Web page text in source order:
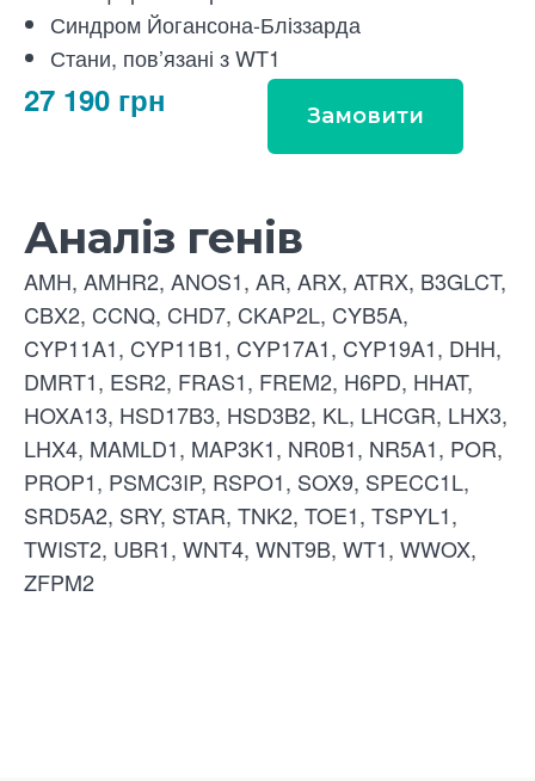
Синдром Йогансона-Бліззарда
Стани, пов’язані з WT1
27 190 грн Замовити
Аналіз генів
AMH, AMHR2, ANOS1, AR, ARX, ATRX, B3GLCT,
CBX2, CCNQ, CHD7, CKAP2L, CYB5A,
CYP11A1, CYP11B1, CYP17A1, CYP19A1, DHH,
DMRT1, ESR2, FRAS1, FREM2, H6PD, HHAT,
HOXA13, HSD17B3, HSD3B2, KL, LHCGR, LHX3,
LHX4, MAMLD1, MAP3K1, NR0B1, NR5A1, POR,
PROP1, PSMC3IP, RSPO1, SOX9, SPECC1L,
SRD5A2, SRY, STAR, TNK2, TOE1, TSPYL1,
TWIST2, UBR1, WNT4, WNT9B, WT1, WWOX,
ZFPM2